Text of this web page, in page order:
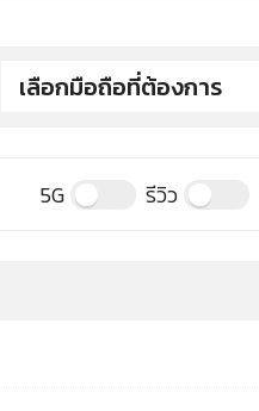
เลือกมือถือที่ต้องการ
yotaphone 3
5G รีวิว